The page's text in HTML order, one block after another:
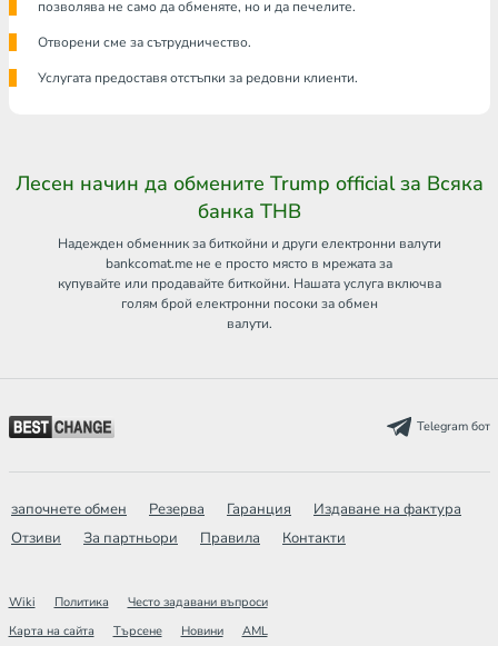
позволява не само да обменяте, но и да печелите.
Отворени сме за сътрудничество.
Услугата предоставя отстъпки за редовни клиенти.
Лесен начин да обмените Trump official за Всяка
банка THB
Надежден обменник за биткойни и други електронни валути
bankcomat.me не е просто място в мрежата за
купувайте или продавайте биткойни. Нашата услуга включва
голям брой електронни посоки за обмен
валути.
Telegram бот
започнете обмен Резерва Гаранция
Издаване на фактура
Отзиви
За партньори Правила Контакти
Wiki Политика
Често задавани въпроси
Карта на сайта
Търсене Новини AML